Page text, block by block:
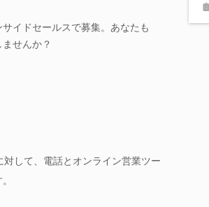
イドセールスで募集。あなたも
せんか？
対して、電話とオンライン営業ツー